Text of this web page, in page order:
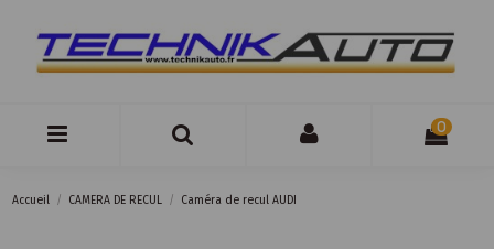
0
Accueil CAMERA DE RECUL Caméra de recul AUDI